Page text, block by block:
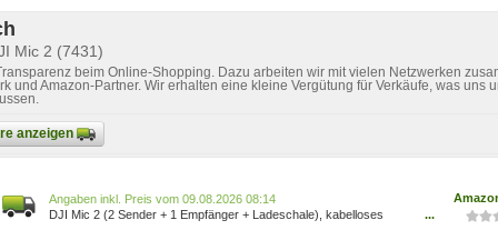
Mic 2 (7431)
beim Online-Shopping. Dazu arbeiten wir mit vielen Netzwerken
und Amazon-Partner. Wir erhalten eine kleine Vergütung für Verkäufe, was uns
anzeigen
Preis vom 09.08.2026 08:14
DJI Mic 2 (2 Sender + 1 Empfänger + Ladeschale), kabelloses
...